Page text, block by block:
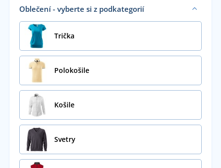
Oblečení - vyberte si z podkategorií
Trička
Polokošile
Košile
Svetry